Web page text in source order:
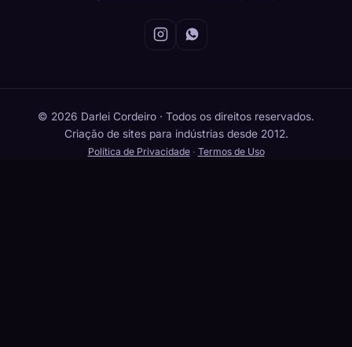
© 2026 Darlei Cordeiro · Todos os direitos reservados.
Criação de sites para indústrias desde 2012.
Política de Privacidade· Termos de Uso